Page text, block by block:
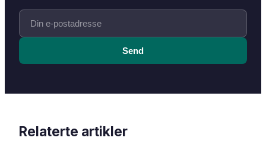
Send
Relaterte artikler